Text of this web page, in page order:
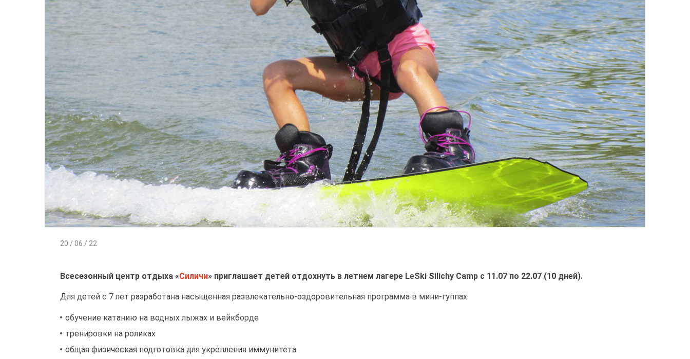
20 / 06 / 22
Всесезонный центр отдыха «Силичи» приглашает детей отдохнуть в летнем лагере LeSki Silichy Camp с 11.07 по 22.07 (10 дней).
Для детей с 7 лет разработана насыщенная развлекательно-оздоровительная программа в мини-гуппах:
обучение катанию на водных лыжах и вейкборде
тренировки на роликах
общая физическая подготовка для укрепления иммунитета